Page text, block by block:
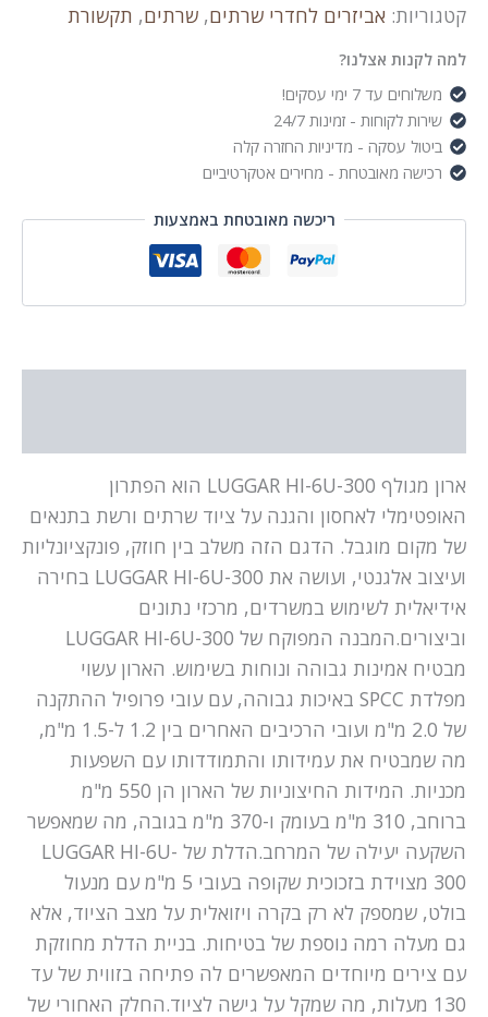
קטגוריות: אביזרים לחדרי שרתים, שרתים, תקשורת
למה לקנות אצלנו?
משלוחים עד 7 ימי עסקים!
שירות לקוחות - זמינות 24/7
ביטול עסקה - מדיניות החזרה קלה
רכישה מאובטחת - מחירים אטקרטיביים
ריכשה מאובטחת באמצעות
ארון מגולף LUGGAR HI-6U-300 הוא הפתרון
האופטימלי לאחסון והגנה על ציוד שרתים ורשת בתנאים
של מקום מוגבל. הדגם הזה משלב בין חוזק, פונקציונליות
ועיצוב אלגנטי, ועושה את LUGGAR HI-6U-300 בחירה
אידיאלית לשימוש במשרדים, מרכזי נתונים
וביצורים.המבנה המפוקח של LUGGAR HI-6U-300
מבטיח אמינות גבוהה ונוחות בשימוש. הארון עשוי
מפלדת SPCC באיכות גבוהה, עם עובי פרופיל ההתקנה
של 2.0 מ"מ ועובי הרכיבים האחרים בין 1.2 ל-1.5 מ"מ,
מה שמבטיח את עמידותו והתמודדותו עם השפעות
מכניות. המידות החיצוניות של הארון הן 550 מ"מ
ברוחב, 310 מ"מ בעומק ו-370 מ"מ בגובה, מה שמאפשר
השקעה יעילה של המרחב.הדלת של LUGGAR HI-6U-
300 מצוידת בזכוכית שקופה בעובי 5 מ"מ עם מנעול
בולט, שמספק לא רק בקרה ויזואלית על מצב הציוד, אלא
גם מעלה רמה נוספת של בטיחות. בניית הדלת מחוזקת
עם צירים מיוחדים המאפשרים לה פתיחה בזווית של עד
130 מעלות, מה שמקל על גישה לציוד.החלק האחורי של